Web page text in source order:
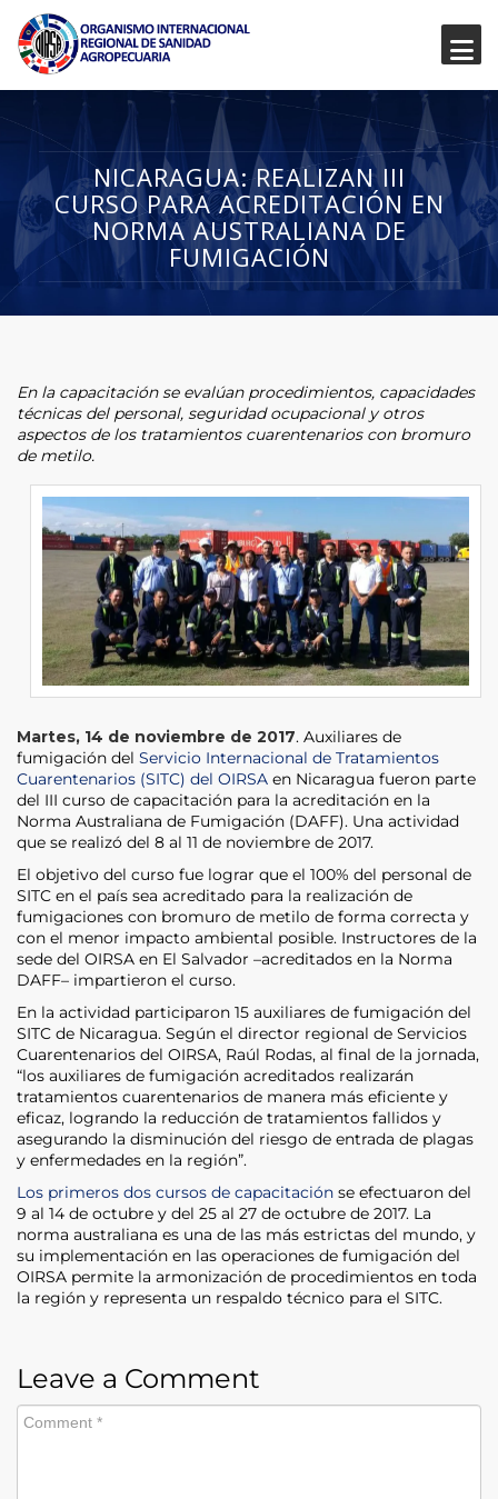
NICARAGUA: REALIZAN III
CURSO PARA ACREDITACIÓN EN
NORMA AUSTRALIANA DE
FUMIGACIÓN
En la capacitación se evalúan procedimientos, capacidades
técnicas del personal, seguridad ocupacional y otros
aspectos de los tratamientos cuarentenarios con bromuro
de metilo.
Martes, 14 de noviembre de 2017. Auxiliares de
fumigación del Servicio Internacional de Tratamientos
Cuarentenarios (SITC) del OIRSA en Nicaragua fueron parte
del III curso de capacitación para la acreditación en la
Norma Australiana de Fumigación (DAFF). Una actividad
que se realizó del 8 al 11 de noviembre de 2017.
El objetivo del curso fue lograr que el 100% del personal de
SITC en el país sea acreditado para la realización de
fumigaciones con bromuro de metilo de forma correcta y
con el menor impacto ambiental posible. Instructores de la
sede del OIRSA en El Salvador –acreditados en la Norma
DAFF– impartieron el curso.
En la actividad participaron 15 auxiliares de fumigación del
SITC de Nicaragua. Según el director regional de Servicios
Cuarentenarios del OIRSA, Raúl Rodas, al final de la jornada,
“los auxiliares de fumigación acreditados realizarán
tratamientos cuarentenarios de manera más eficiente y
eficaz, logrando la reducción de tratamientos fallidos y
asegurando la disminución del riesgo de entrada de plagas
y enfermedades en la región”.
Los primeros dos cursos de capacitación se efectuaron del
9 al 14 de octubre y del 25 al 27 de octubre de 2017. La
norma australiana es una de las más estrictas del mundo, y
su implementación en las operaciones de fumigación del
OIRSA permite la armonización de procedimientos en toda
la región y representa un respaldo técnico para el SITC.
Leave a Comment